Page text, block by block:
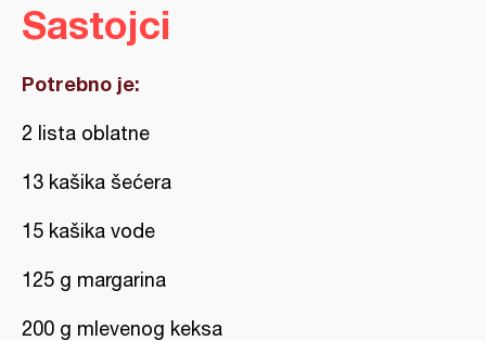
Sastojci
Potrebno je:
2 lista oblatne
13 kašika šećera
15 kašika vode
125 g margarina
200 g mlevenog keksa